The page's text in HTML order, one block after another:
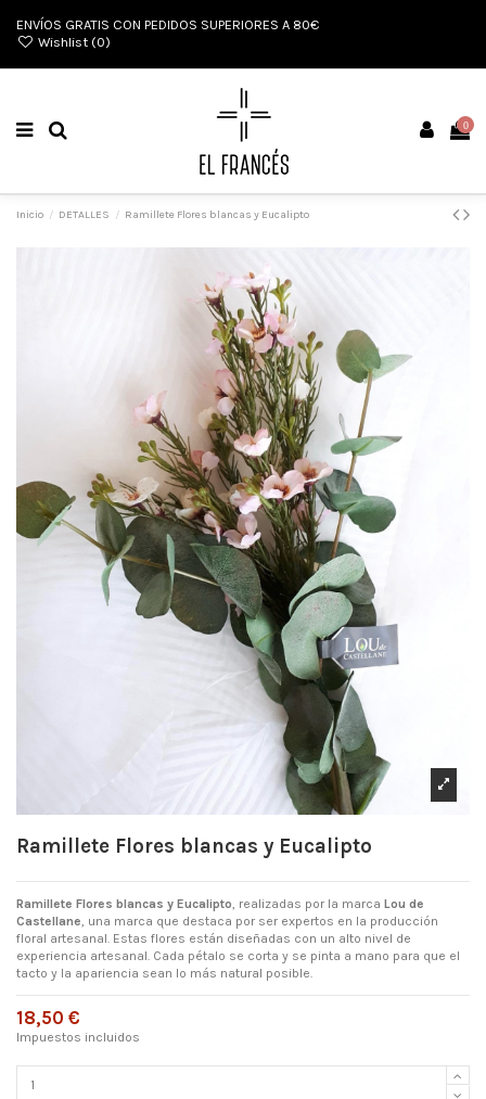
ENVÍOS GRATIS CON PEDIDOS SUPERIORES A 80€
Wishlist (0)
0
Inicio DETALLES Ramillete Flores blancas y Eucalipto
Ramillete Flores blancas y Eucalipto
Ramillete Flores blancas y Eucalipto, realizadas por la marca Lou de
Castellane, una marca que destaca por ser expertos en la producción
floral artesanal. Estas flores están diseñadas con un alto nivel de
experiencia artesanal. Cada pétalo se corta y se pinta a mano para que el
tacto y la apariencia sean lo más natural posible.
18,50 €
Impuestos incluidos